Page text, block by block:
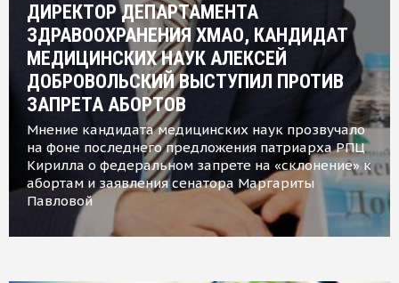
ДИРЕКТОР ДЕПАРТАМЕНТА
ЗДРАВООХРАНЕНИЯ ХМАО, КАНДИДАТ
МЕДИЦИНСКИХ НАУК АЛЕКСЕЙ
ДОБРОВОЛЬСКИЙ ВЫСТУПИЛ ПРОТИВ
ЗАПРЕТА АБОРТОВ
Мнение кандидата медицинских наук прозвучало
на фоне последнего предложения патриарха РПЦ
Кирилла о федеральном запрете на «склонение» к
абортам и заявления сенатора Маргариты
Павловой